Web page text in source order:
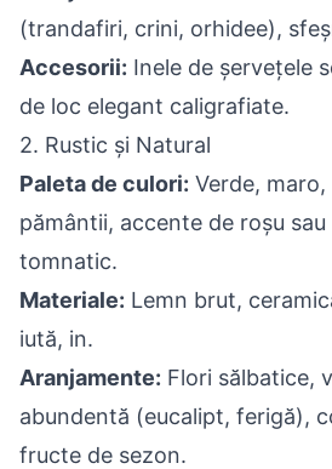
(trandafiri, crini, orhidee),
Accesorii: Inele de șervețele
de loc elegant caligrafiate.
2. Rustic și Natural
Paleta de culori: Verde,
pământii, accente de roșu
tomnatic.
Materiale: Lemn brut,
iută, in.
Aranjamente: Flori sălbatice,
abundentă (eucalipt, ferigă),
fructe de sezon.